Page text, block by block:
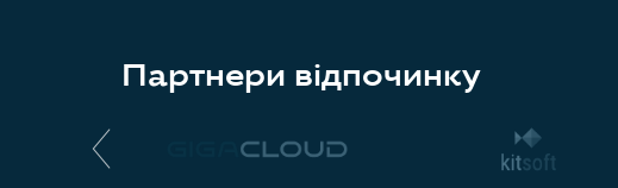
Партнери відпочинку